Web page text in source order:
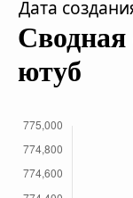
Дата
Сводная
ютуб